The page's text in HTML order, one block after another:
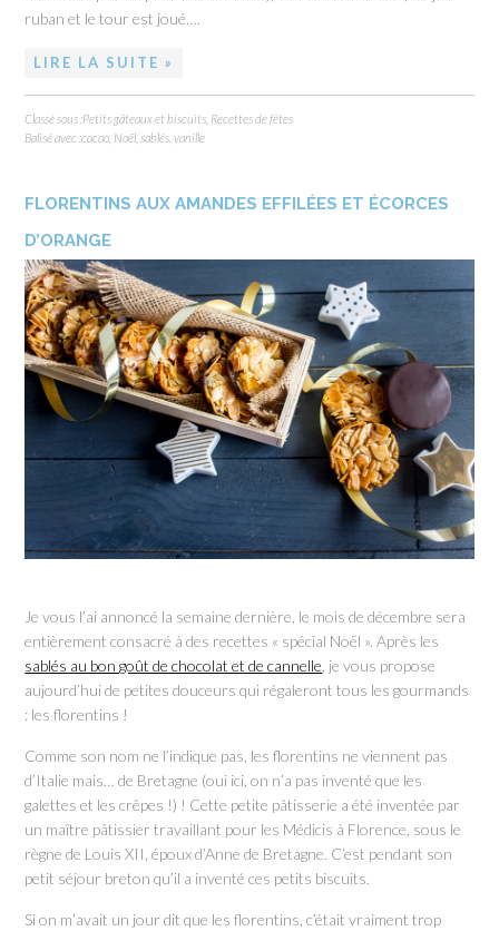
ruban et le tour est joué….
LIRE LA SUITE »
Classé sous :Petits gâteaux et biscuits Recettes de fêtes
Balisé avec :cacao Noël sablés ,vanille
FLORENTINS AUX AMANDES EFFILÉES ET ÉCORCES
D’ORANGE
Je vous l’ai annoncé la semaine dernière, le mois de décembre sera
entièrement consacré à des recettes « spécial Noël ». Après les
sablés au bon goût de chocolat et de cannelle , je vous propose
aujourd’hui de petites douceurs qui régaleront tous les gourmands
: les florentins !
Comme son nom ne l’indique pas, les florentins ne viennent pas
d’Italie mais… de Bretagne (oui ici, on n’a pas inventé que les
galettes et les crêpes !) ! Cette petite pâtisserie a été inventée par
un maître pâtissier travaillant pour les Médicis à Florence, sous le
règne de Louis XII, époux d’Anne de Bretagne. C’est pendant son
petit séjour breton qu’il a inventé ces petits biscuits.
Si on m’avait un jour dit que les florentins, c’était vraiment trop